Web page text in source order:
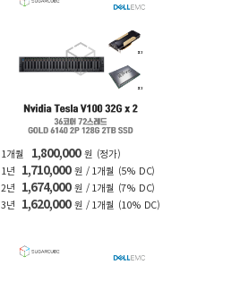
1개월 1,800,000 원
(정가)
1년
1,710,000 원 / 1개월
(5% DC)
2년
1,674,000 원 / 1개월
(7% DC)
3년
1,620,000 원 / 1개월 (10% DC)